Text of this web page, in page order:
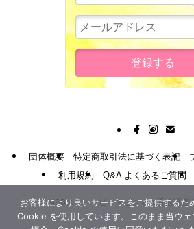
団体概要 特定商取引法に基づく表記
利用規約
Q&A よくあるご質問
©MBBスリー・ピースビジネス通信講座
お客様により良いサービスをご提供するた
Cookie を使用しています。このまま当ウ